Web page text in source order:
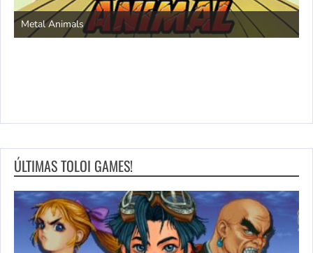
Metal Animals
ÚLTIMAS TOLOI GAMES!